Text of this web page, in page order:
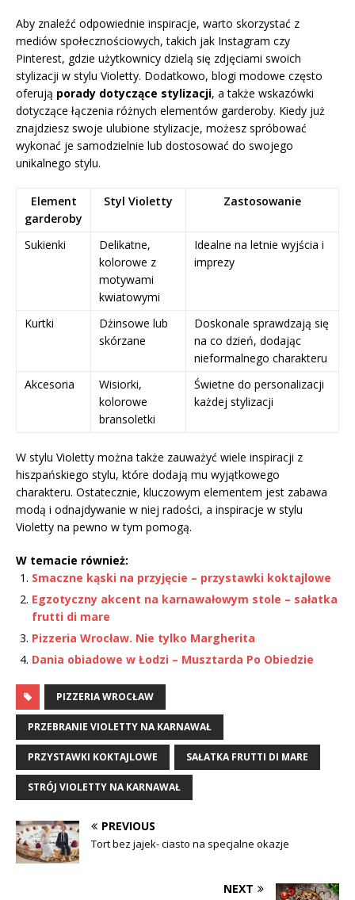
Aby znaleźć odpowiednie inspiracje, warto skorzystać z
mediów społecznościowych, takich jak Instagram czy
Pinterest, gdzie użytkownicy dzielą się zdjęciami swoich
stylizacji w stylu Violetty. Dodatkowo, blogi modowe często
oferują porady dotyczące stylizacji, a także wskazówki
dotyczące łączenia różnych elementów garderoby. Kiedy już
znajdziesz swoje ulubione stylizacje, możesz spróbować
wykonać je samodzielnie lub dostosować do swojego
unikalnego stylu.
Element
garderoby
Styl Violetty Zastosowanie
Sukienki
Delikatne,
kolorowe z
motywami
kwiatowymi
Idealne na letnie wyjścia i
imprezy
Kurtki
Dżinsowe lub
skórzane
Doskonale sprawdzają się
na co dzień, dodając
nieformalnego charakteru
Akcesoria
Wisiorki,
kolorowe
bransoletki
Świetne do personalizacji
każdej stylizacji
W stylu Violetty można także zauważyć wiele inspiracji z
hiszpańskiego stylu, które dodają mu wyjątkowego
charakteru. Ostatecznie, kluczowym elementem jest zabawa
modą i odnajdywanie w niej radości, a inspiracje w stylu
Violetty na pewno w tym pomogą.
W temacie również:
Smaczne kąski na przyjęcie – przystawki koktajlowe
Egzotyczny akcent na karnawałowym stole – sałatka
frutti di mare
Pizzeria Wrocław. Nie tylko Margherita
Dania obiadowe w Łodzi – Musztarda Po Obiedzie
PIZZERIA WROCŁAW
PRZEBRANIE VIOLETTY NA KARNAWAŁ
PRZYSTAWKI KOKTAJLOWE SAŁATKA FRUTTI DI MARE
STRÓJ VIOLETTY NA KARNAWAŁ
PREVIOUS
Tort bez jajek- ciasto na specjalne okazje
NEXT